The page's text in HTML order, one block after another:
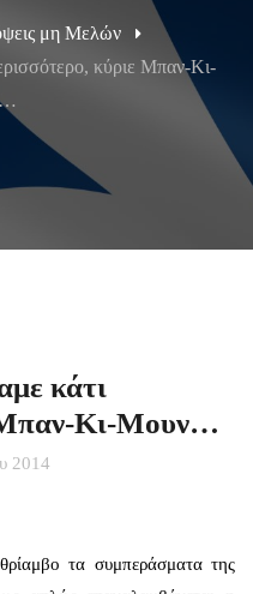
μη Μελών
κύριε Μπαν-Κι-
κάτι
Μπαν-Κι-Μουν…
2014
τα συμπεράσματα της